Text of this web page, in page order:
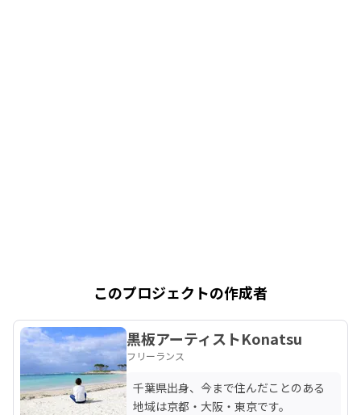
このプロジェクトの作成者
黒板アーティストKonatsu
フリーランス
千葉県出身、今まで住んだことのある
地域は京都・大阪・東京です。